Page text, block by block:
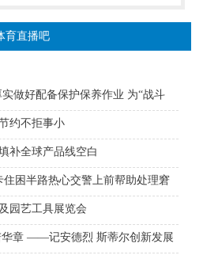
育直播吧
实做好配备保护保养作业 为“战斗
约不拒事小
补全球产品线空白
住困半路热心交警上前帮助处理窘
园艺工具展览会
华章 ——记安德烈 斯蒂尔创新发展